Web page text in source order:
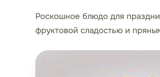
Роскошное блюдо для
фруктовой сладостью и